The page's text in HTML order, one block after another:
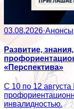
03.08.2026·Анонсы
Развитие,
«Перспектива»
С 10 по 12
инвалидностью.